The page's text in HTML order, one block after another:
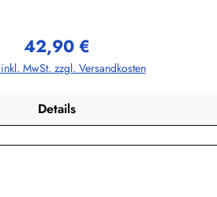
Regulärer Preis:
42,90 €
MwSt. zzgl. Versandkosten
Details